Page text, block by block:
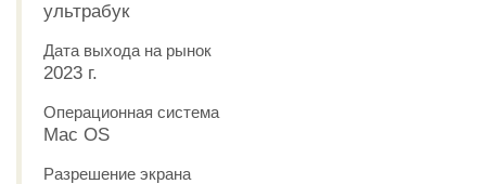
ультрабук
Дата выхода на рынок
2023 г.
Операционная система
Mac OS
Разрешение экрана